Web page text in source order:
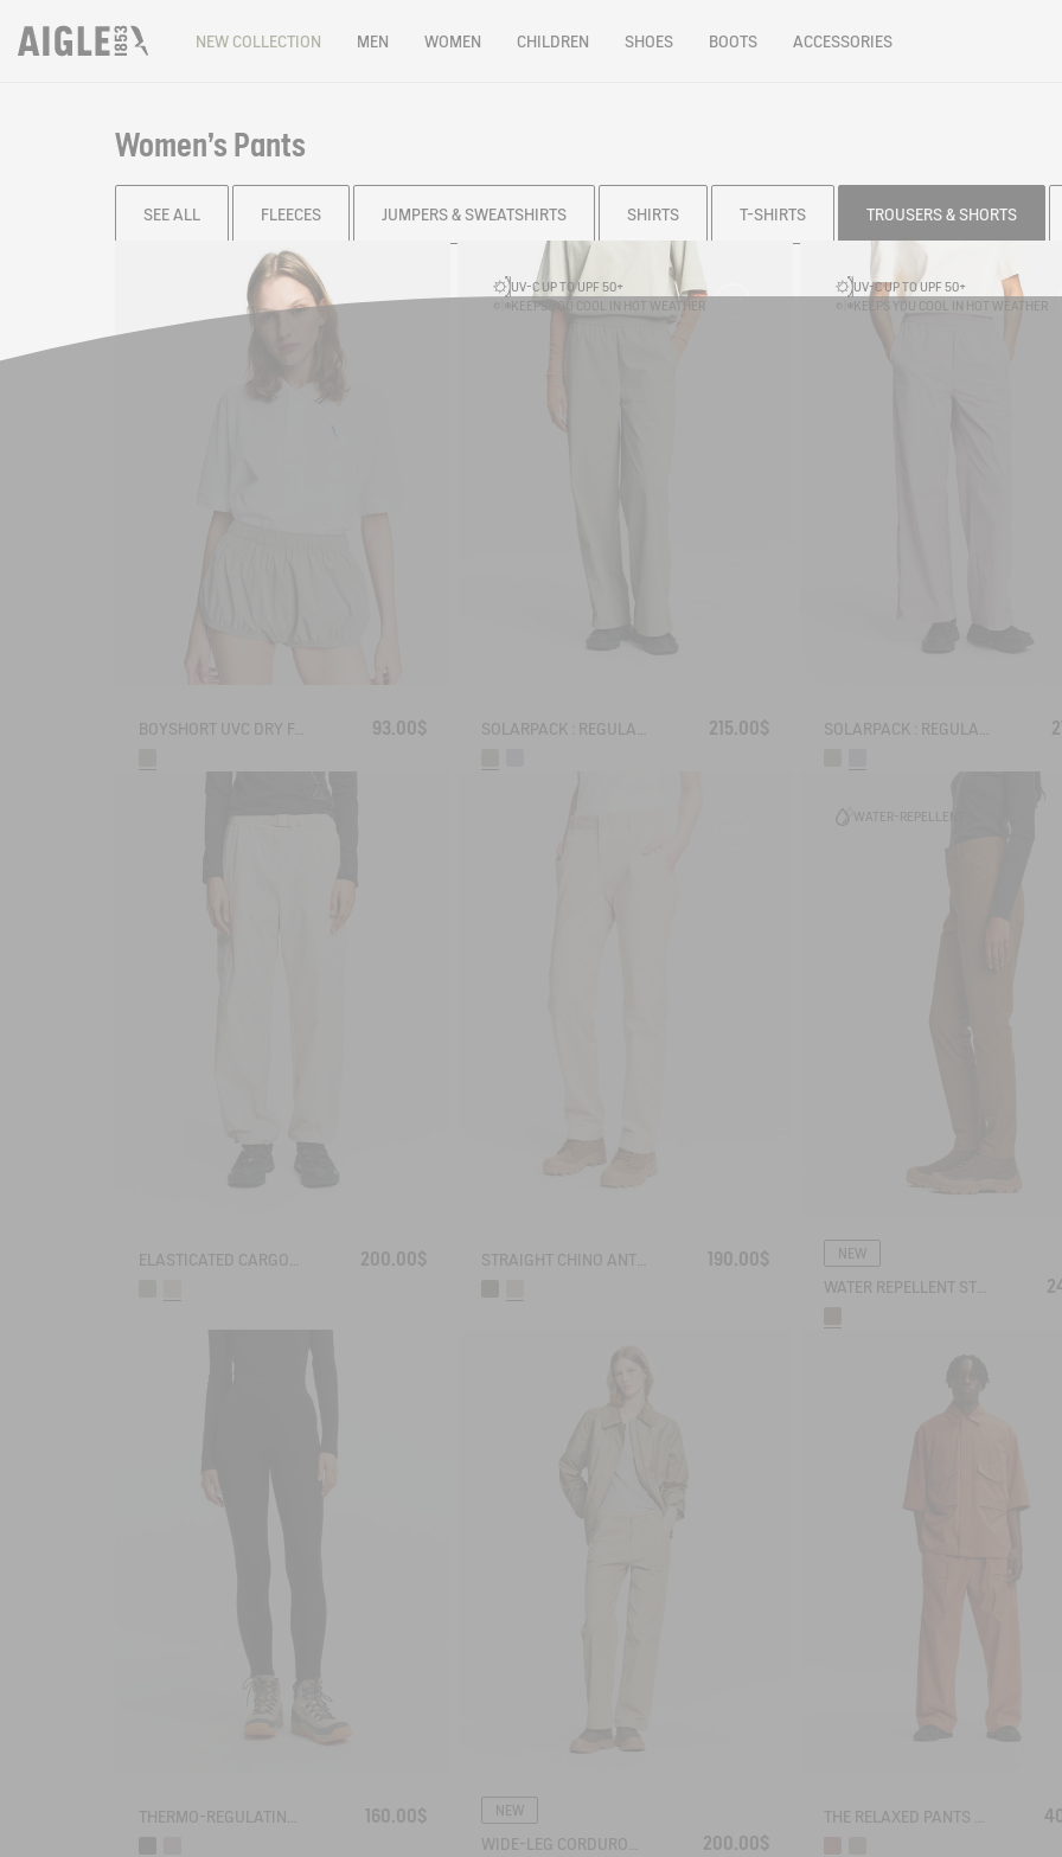
NEW COLLECTION MEN WOMEN CHILDREN SHOES BOOTS ACCESSORIES
Women's Pants
SEE ALL FLEECES JUMPERS & SWEATSHIRTS SHIRTS T-SHIRTS TROUSERS & SHORTS
93.00$
UV-C UP TO UPF 50+
KEEPS YOU COOL IN HOT WEATHER
215.00$
UV-C UP TO UPF 50+
KEEPS YOU COOL IN HOT WEATHER
200.00$ 190.00$
WATER-REPELLENT
NEW
THERMO-REGULATING LEGGING 160.00$ NEW
WIDE-LEG CORDUROY TROUSERS 200.00$
THE RELAXED PANTS AIGLE EXPERIENCE BY ÉTUDES